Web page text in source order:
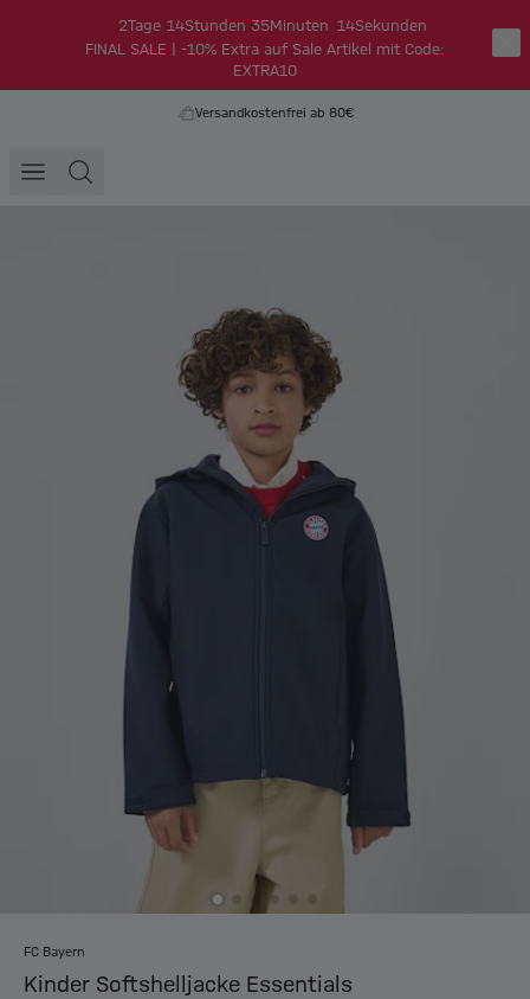
2Tage 14Stunden 35Minuten 14Sekunden
FINAL SALE | -10% Extra auf Sale Artikel mit Code:
EXTRA10
Versandkostenfrei ab 80€
FC Bayern
Kinder Softshelljacke Essentials